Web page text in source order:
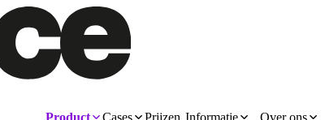
Product Cases Prijzen Informatie Over ons